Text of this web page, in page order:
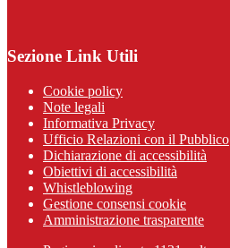
Sezione Link Utili
Cookie policy
Note legali
Informativa Privacy
Ufficio Relazioni con il Pubblico
Dichiarazione di accessibilità
Obiettivi di accessibilità
Whistleblowing
Gestione consensi cookie
Amministrazione trasparente